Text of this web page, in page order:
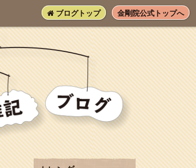
ブログトップ 金剛院公式トップへ